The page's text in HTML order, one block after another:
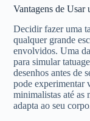
Vantagens de
Decidir fazer uma
qualquer grande
envolvidos. Uma
para simular
desenhos antes de
pode experimentar
minimalistas até as
adapta ao seu